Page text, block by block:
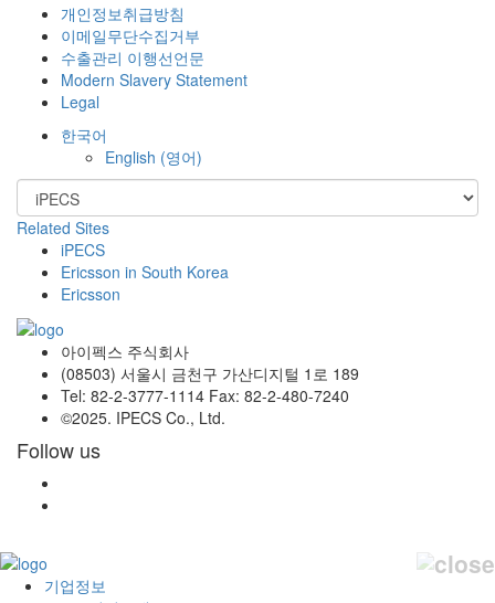
개인정보취급방침
이메일무단수집거부
수출관리 이행선언문
Modern Slavery Statement
Legal
한국어
English (영어)
Related Sites
iPECS
Ericsson in South Korea
Ericsson
아이펙스 주식회사
(08503) 서울시 금천구 가산디지털 1로 189
Tel: 82-2-3777-1114 Fax: 82-2-480-7240
©2025. IPECS Co., Ltd.
Follow us
기업정보